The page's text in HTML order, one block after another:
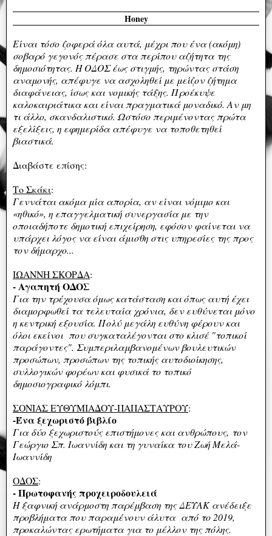
Honey
Eίναι τόσο ζοφερά όλα αυτά, μέχρι που ένα (ακόμη)
σοβαρό γεγονός πέρασε στα περίπου αζήτητα της
δημοσιότητας. Η ΟΔΟΣ έως στιγμής, τηρώντας στάση
αναμονής, απέφυγε να ασχοληθεί με μείζον ζήτημα
διαφάνειας, ίσως και νομικής τάξης. Προέκυψε
καλοκαιριάτικα και είναι πραγματικά μοναδικό. Αν μη
τι άλλο, σκανδαλιστικό. Ωστόσο περιμένοντας πρώτα
εξελίξεις, η εφημερίδα απέφυγε να τοποθετηθεί
βιαστικά.
Διαβάστε επίσης:
Το Σκάκι:
Γεννάται ακόμα μία απορία, αν είναι νόμιμο και
«ηθικό», η επαγγελματική συνεργασία με την
οποιαδήποτε δημοτική επιχείρηση, εφόσον φαίνεται να
υπάρχει λόγος να είναι άμισθη στις υπηρεσίες της προς
τον δήμαρχο...
ΙΩΑΝΝΗ ΣΚΟΡΔΑ:
- Αγαπητή ΟΔΟΣ
Για την τρέχουσα όμως κατάσταση και όπως αυτή έχει
διαμορφωθεί τα τελευταία χρόνια, δεν ευθύνεται μόνο
η κεντρική εξουσία. Πολύ μεγάλη ευθύνη φέρουν και
όλοι εκείνοι που συγκαταλέγονται στο κλισέ "τοπικοί
παράγοντες". Συμπεριλαμβανομένων βουλευτικών
προσώπων, προσώπων της τοπικής αυτοδιοίκησης,
συλλογικών φορέων και φυσικά το τοπικό
δημοσιογραφικό λόμπι.
ΣΟΝΙΑΣ ΕΥΘΥΜΙΑΔΟΥ-ΠΑΠΑΣΤΑΥΡΟΥ:
-Ένα ξεχωριστό βιβλίο
Για δύο ξεχωριστούς επιστήμονες και ανθρώπους, τον
Γεώργιο Σπ. Ιωαννίδη και τη γυναίκα του Ζωή Μελά-
Ιωαννίδη
ΟΔΟΣ:
- Πρωτοφανής προχειροδουλειά
Η ξαφνική ανάρμοστη παρέμβαση της ΔΕΥΑΚ ανέδειξε
προβλήματα που παραμένουν άλυτα από το 2019,
προκαλώντας ερωτήματα για το μέλλον της πόλης.